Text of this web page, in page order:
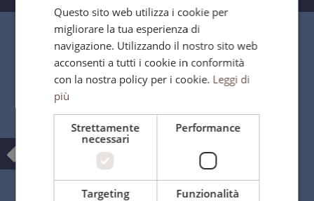
LOCATION
CHALET ASTER *** s
Strada Riccardo Loewy 120
38035 MOENA
(TN) - Val di Fassa
Trentino Alto Adige-Italia
GERMAN
Questo sito web utilizza i cookie per
migliorare la tua esperienza di
navigazione. Utilizzando il nostro sito web
acconsenti a tutti i cookie in conformità
con la nostra policy per i cookie. Leggi di
più
Strettamente
necessari
Performance
Targeting Funzionalità